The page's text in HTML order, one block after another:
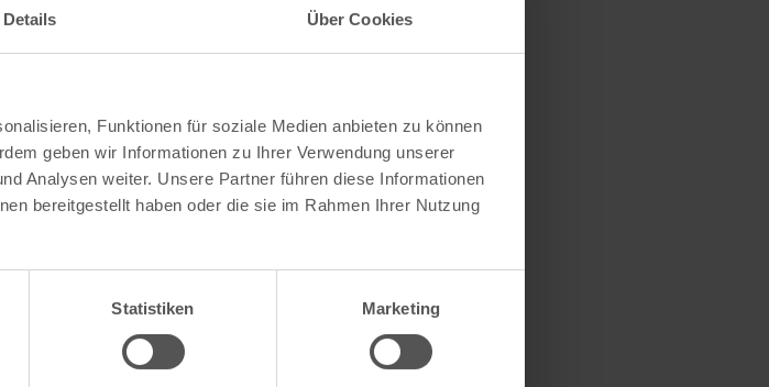
Details Über Cookies
Funktionen für soziale Medien anbieten zu können
geben wir Informationen zu Ihrer Verwendung unserer
Analysen weiter. Unsere Partner führen diese Informationen
bereitgestellt haben oder die sie im Rahmen Ihrer Nutzung
Statistiken Marketing
Ventiltypen